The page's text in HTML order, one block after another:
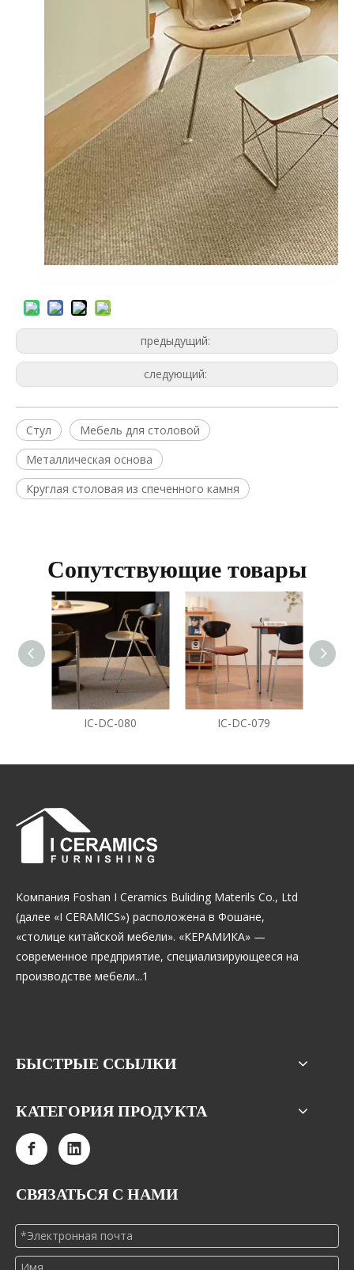
предыдущий:
следующий:
Стул
Мебель для столовой
Металлическая основа
Круглая столовая из спеченного камня
Сопутствующие товары
IC-DC-080 IC-DC-079
Компания Foshan I Ceramics Buliding Materils Co., Ltd
(далее «I CERAMICS») расположена в Фошане,
«столице китайской мебели». «КЕРАМИКА» —
современное предприятие, специализирующееся на
производстве мебели...1
БЫСТРЫЕ ССЫЛКИ
КАТЕГОРИЯ ПРОДУКТА
СВЯЗАТЬСЯ С НАМИ